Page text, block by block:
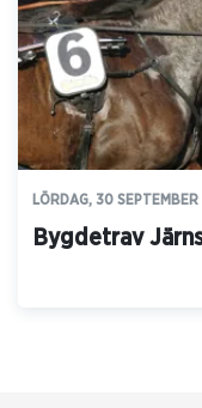
LÖRDAG, 30
Bygdetrav